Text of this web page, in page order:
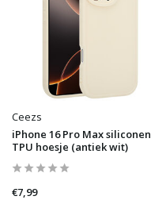
Ceezs
iPhone 16 Pro Max siliconen
TPU hoesje (antiek wit)
€7,99